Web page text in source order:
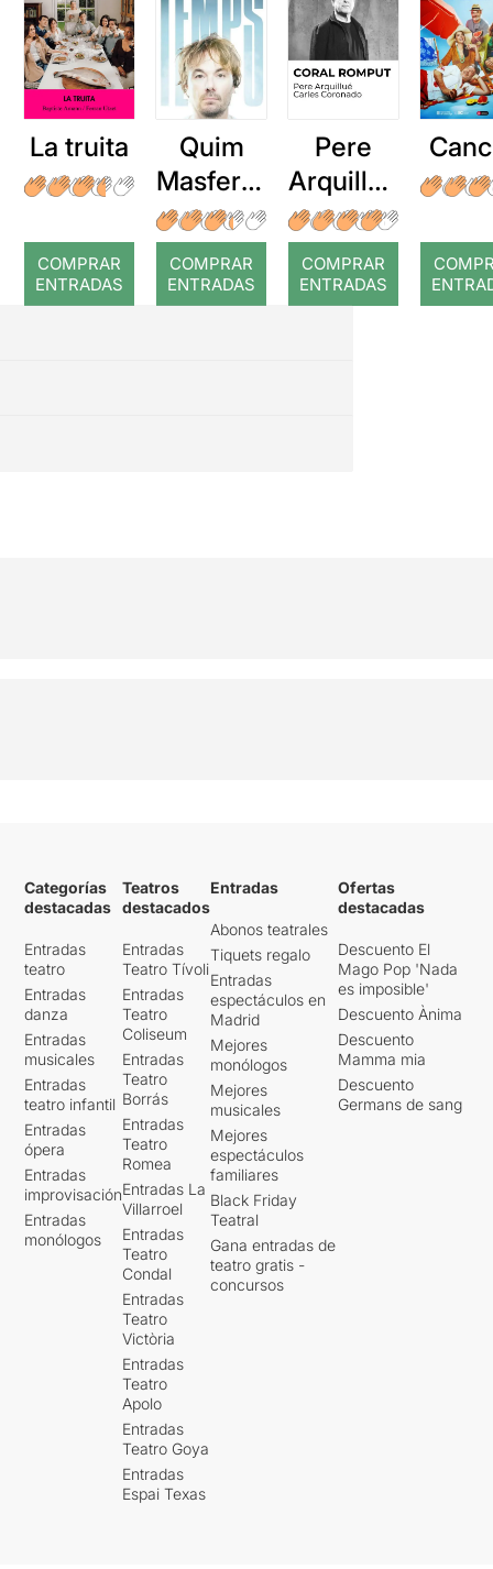
La truita
COMPRAR
ENTRADAS
Quim
Masferre
r: Temps
COMPRAR
ENTRADAS
Pere
Arquillué
: Coral
romput
COMPRAR
ENTRADAS
Categorías
destacadas
Entradas
teatro
Entradas
danza
Entradas
musicales
Entradas
teatro infantil
Entradas
ópera
Entradas
improvisación
Entradas
monólogos
Teatros
destacados
Entradas
Teatro Tívoli
Entradas
Teatro
Coliseum
Entradas
Teatro
Borrás
Entradas
Teatro
Romea
Entradas La
Villarroel
Entradas
Teatro
Condal
Entradas
Teatro
Victòria
Entradas
Teatro
Apolo
Entradas
Teatro Goya
Entradas
Espai Texas
Entradas
Abonos teatrales
Tiquets regalo
Entradas
espectáculos en
Madrid
Mejores
monólogos
Mejores
musicales
Mejores
espectáculos
familiares
Black Friday
Teatral
Gana entradas de
teatro gratis -
concursos
Ofertas
destacadas
Descuento El
Mago Pop 'Nada
es imposible'
Descuento Ànima
Descuento
Mamma mia
Descuento
Germans de sang